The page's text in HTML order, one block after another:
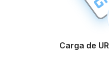
Carga de